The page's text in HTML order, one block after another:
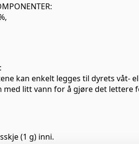
kan enkelt legges til dyrets våt-
med litt vann for å gjøre det lettere
(1 g) inni.